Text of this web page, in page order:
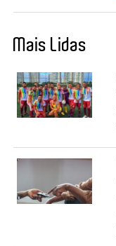
Mais Lidas